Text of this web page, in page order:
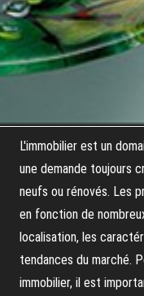
L'immobilier est un
une demande toujours
neufs ou rénovés. Les
en fonction de
localisation, les
tendances du marché.
immobilier, il est